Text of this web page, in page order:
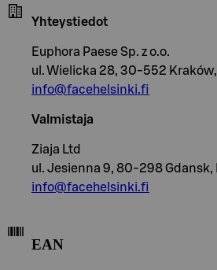
Yhteystiedot
Euphora Paese Sp. z o.o.
ul. Wielicka 28, 30-552 Kraków,
info@facehelsinki.fi
Valmistaja
Ziaja Ltd
ul. Jesienna 9, 80-298 Gdansk,
info@facehelsinki.fi
EAN